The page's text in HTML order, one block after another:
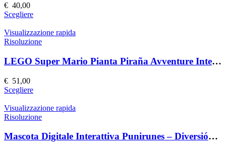
scelte
nella
pagina
del
prodotto
€ 40,00
ScegliereQuesto
ha
più
Le
opzioni
scelte
nella
pagina
del
prodotto
Visualizzazione rapida
Risoluzione
LEGO Super Mario Pianta Piraña Avventure Interattive
€ 51,00
ScegliereQuesto
ha
più
Le
opzioni
Visualizzazione rapida
Risoluzione
Mascota Digitale Interattiva Punirunes – Diversión y Compañía Virtual